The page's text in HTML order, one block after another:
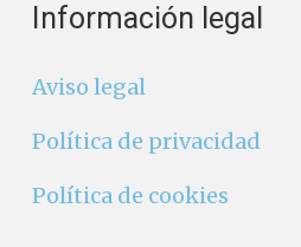
Información legal
Aviso legal
Política de privacidad
Política de cookies